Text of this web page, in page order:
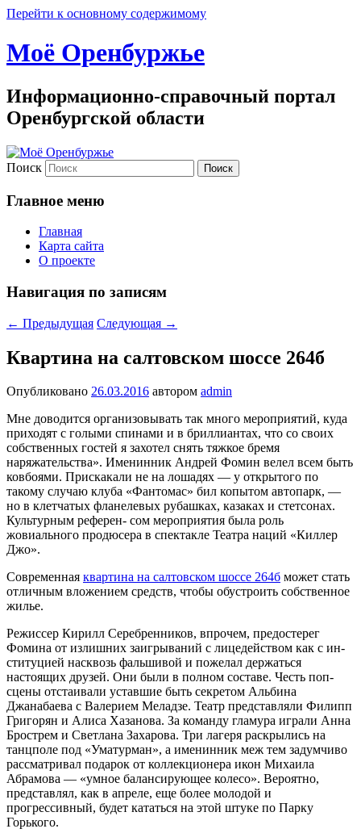
Перейти к основному содержимому
Моё Оренбуржье
Информационно-справочный портал
Оренбургской области
Поиск
Главное меню
Главная
Карта сайта
О проекте
Навигация по записям
← Предыдущая Следующая →
Квартина на салтовском шоссе 264б
Опубликовано 26.03.2016 автором admin
Мне доводится организовывать так много мероприятий, куда
приходят с голыми спинами и в бриллиантах, что со своих
собственных гостей я захотел снять тяж­кое бремя
наряжательства». Именинник Андрей Фомин велел всем быть
ковбоями. Прискакали не на лоша­дях — у открытого по
такому случаю клуба «Фантомас» бил копытом автопарк, —
но в клетчатых фланелевых рубашках, казаках и стетсонах.
Культурным референ- сом мероприятия была роль
жовиального продюсера в спектакле Театра наций «Киллер
Джо».
Современная квартина на салтовском шоссе 264б может стать
отличным вложением средств, чтобы обустроить собственное
жилье.
Режиссер Кирилл Серебренников, впрочем, предостерег
Фомина от излишних заигрываний с лицедейством как с ин­
ституцией насквозь фальшивой и пожелал держаться
настоящих друзей. Они были в полном составе. Честь поп-
сцены отстаивали уставшие быть секретом Альби­на
Джанабаева с Валерием Меладзе. Театр представ­ляли Филипп
Григорян и Алиса Хазанова. За команду гламура играли Анна
Брострем и Светлана Захарова. Три лагеря раскрылись на
танцполе под «Уматурман», а именинник меж тем задумчиво
рассматривал пода­рок от коллекционера икон Михаила
Абрамова — «ум­ное балансирующее колесо». Вероятно,
представлял, как в апреле, еще более молодой и
прогрессивный, будет кататься на этой штуке по Парку
Горького.